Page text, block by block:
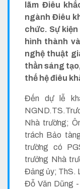
lãm Điêu
ngành Điêu
chức. Sự
hình thành
nghệ thuật
thần sáng
thế hệ điêu
Đến dự lễ
Nhà trường;
trách Bảo
trường có
trưởng Nhà
Đảng ủy; ThS.
Đỗ Văn Dũng